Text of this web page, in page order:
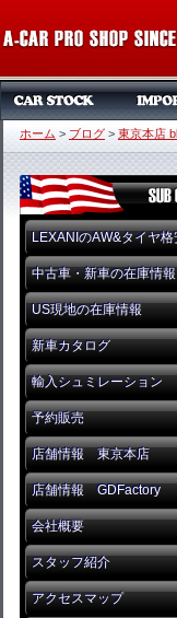
ホーム > ブログ > 東京本店
LEXANIのAW&タイヤ格
中古車・新車の在庫情報
US現地の在庫情報
新車カタログ
輸入シュミレーション
予約販売
店舗情報 東京本店
店舗情報 GDFactory
会社概要
スタッフ紹介
アクセスマップ